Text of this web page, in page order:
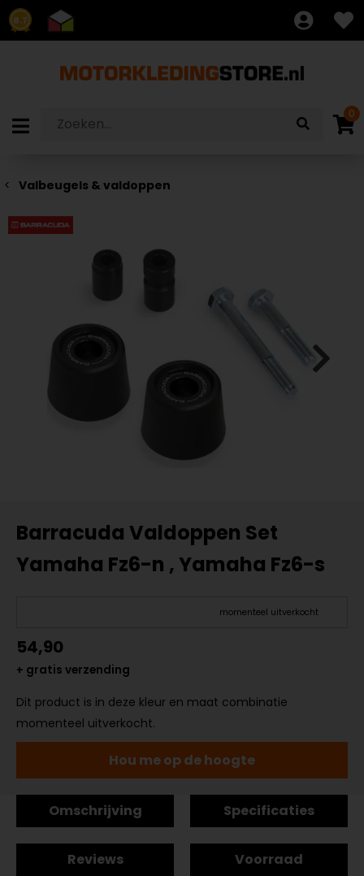
8.7
0
Valbeugels & valdoppen
Barracuda Valdoppen Set
Yamaha Fz6-n , Yamaha Fz6-s
momenteel uitverkocht
54,90
+ gratis verzending
Dit product is in deze kleur en maat combinatie
momenteel uitverkocht.
Hou me op de hoogte
Omschrijving Specificaties
Reviews Voorraad